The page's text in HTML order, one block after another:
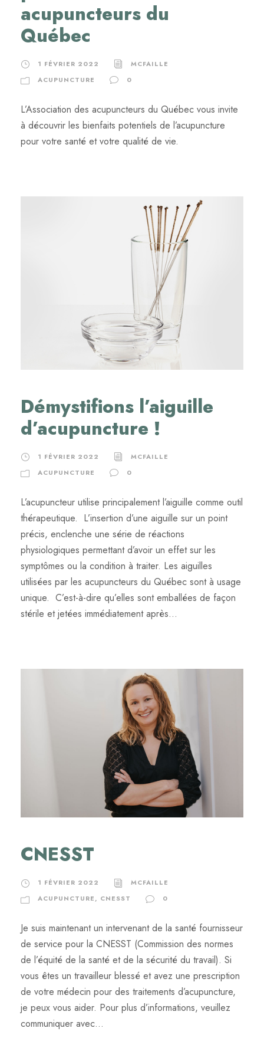
acupuncteurs du
Québec
1 FÉVRIER 2022
MCFAILLE
ACUPUNCTURE
0
L’Association des acupuncteurs du Québec vous invite
à découvrir les bienfaits potentiels de l’acupuncture
pour votre santé et votre qualité de vie.
Démystifions l’aiguille
d’acupuncture !
1 FÉVRIER 2022
MCFAILLE
ACUPUNCTURE
0
L’acupuncteur utilise principalement l’aiguille comme outil
thérapeutique. L’insertion d’une aiguille sur un point
précis, enclenche une série de réactions
physiologiques permettant d’avoir un effet sur les
symptômes ou la condition à traiter. Les aiguilles
utilisées par les acupuncteurs du Québec sont à usage
unique. C’est-à-dire qu’elles sont emballées de façon
stérile et jetées immédiatement après...
CNESST
1 FÉVRIER 2022
MCFAILLE
ACUPUNCTURE, CNESST 0
Je suis maintenant un intervenant de la santé fournisseur
de service pour la CNESST (Commission des normes
de l’équité de la santé et de la sécurité du travail). Si
vous êtes un travailleur blessé et avez une prescription
de votre médecin pour des traitements d’acupuncture,
je peux vous aider. Pour plus d’informations, veuillez
communiquer avec...